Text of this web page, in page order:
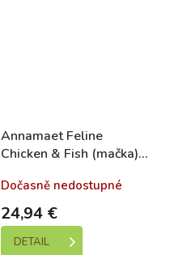
Annamaet Feline
Chicken & Fish (mačka)
Dočasně nedostupné
24,94 €
DETAIL